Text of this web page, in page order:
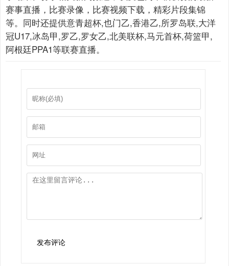
赛事直播，比赛录像，比赛视频下载，精彩片段集锦
等。同时还提供意青超杯,也门乙,香港乙,所罗岛联,大洋
冠U17,冰岛甲,罗乙,罗女乙,北美联杯,马元首杯,荷篮甲,
阿根廷PPA1等联赛直播。
发布评论